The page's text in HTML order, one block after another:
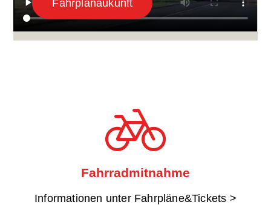
Fahrplanaukunft
Fahrradmitnahme
Informationen unter Fahrpläne&Tickets >